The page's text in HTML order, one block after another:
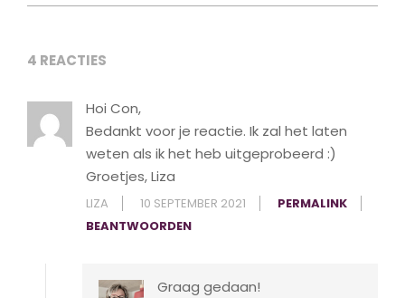
4 REACTIES
Hoi Con,
Bedankt voor je reactie. Ik zal het laten
weten als ik het heb uitgeprobeerd :)
Groetjes, Liza
LIZA 10 SEPTEMBER 2021
PERMALINK
BEANTWOORDEN
Graag gedaan!